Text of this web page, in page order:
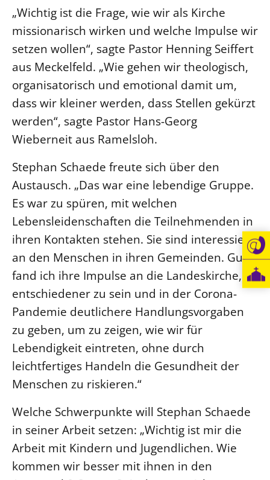
„Wichtig ist die Frage, wie wir als Kirche
missionarisch wirken und welche Impulse wir
setzen wollen“, sagte Pastor Henning Seiffert
aus Meckelfeld. „Wie gehen wir theologisch,
organisatorisch und emotional damit um,
dass wir kleiner werden, dass Stellen gekürzt
werden“, sagte Pastor Hans-Georg
Wieberneit aus Ramelsloh.
Stephan Schaede freute sich über den
Austausch. „Das war eine lebendige Gruppe.
Es war zu spüren, mit welchen
Lebensleidenschaften die Teilnehmenden in
ihren Kontakten stehen. Sie sind interessiert
an den Menschen in ihren Gemeinden. Gut
fand ich ihre Impulse an die Landeskirche,
entschiedener zu sein und in der Corona-
Pandemie deutlichere Handlungsvorgaben
zu geben, um zu zeigen, wie wir für
Lebendigkeit eintreten, ohne durch
leichtfertiges Handeln die Gesundheit der
Menschen zu riskieren.“
Welche Schwerpunkte will Stephan Schaede
in seiner Arbeit setzen: „Wichtig ist mir die
Arbeit mit Kindern und Jugendlichen. Wie
kommen wir besser mit ihnen in den
Öffentlichkeitsarbeit
Personalausschuss
Projektmanagement
Terminstundenplaner